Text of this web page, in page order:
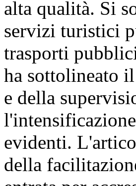
alta qualità. Si
servizi turistici
trasporti
ha sottolineato
e della
evidenti.
della